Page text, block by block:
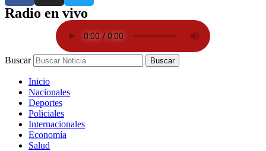
Radio en vivo
Buscar Buscar
Inicio
Nacionales
Deportes
Policiales
Internacionales
Economía
Salud